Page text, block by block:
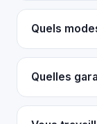
Quels
Quelles